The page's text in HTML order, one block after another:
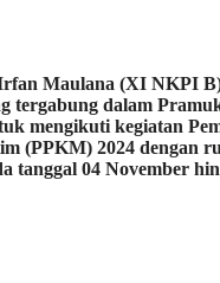
Maulana (XI NKPI
tergabung dalam
mengikuti kegiatan
(PPKM) 2024 dengan
tanggal 04 November